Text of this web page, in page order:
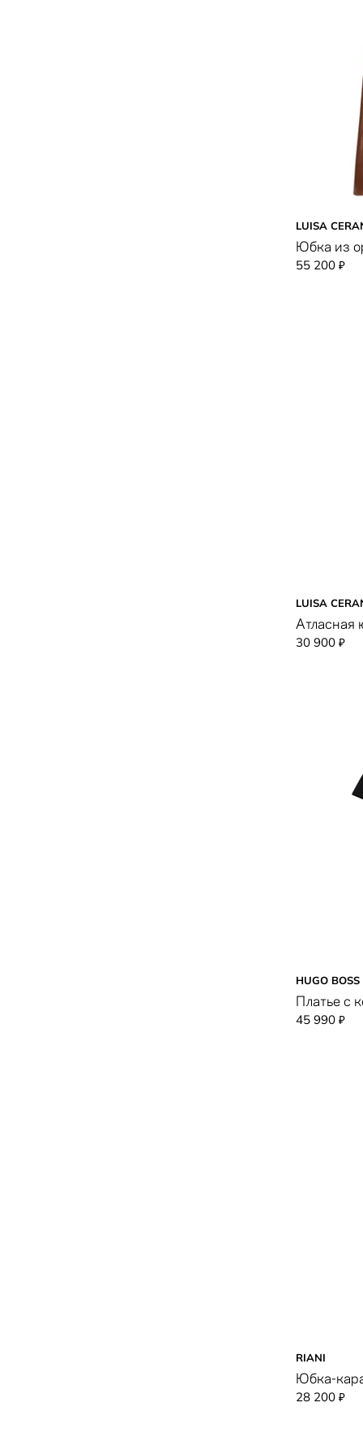
LUISA
Юбка из
55 200 ₽
LUISA
Атласная
30 900 ₽
HUGO BOSS
Платье с
45 990 ₽
RIANI
Юбка-
28 200 ₽